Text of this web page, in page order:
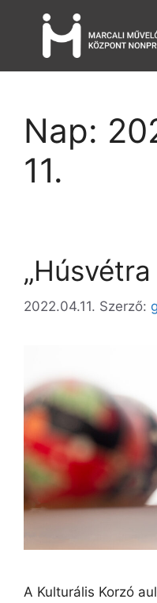
Nap:
11.
2022.04.11. Szerző:
A Kulturális Korzó